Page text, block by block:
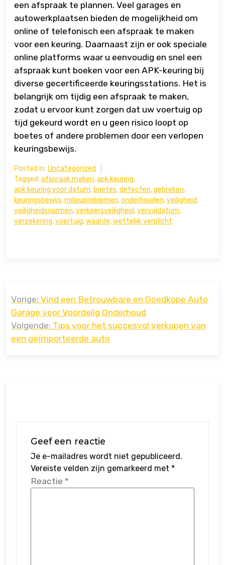
een afspraak te plannen. Veel garages en
autowerkplaatsen bieden de mogelijkheid om
online of telefonisch een afspraak te maken
voor een keuring. Daarnaast zijn er ook speciale
online platforms waar u eenvoudig en snel een
afspraak kunt boeken voor een APK-keuring bij
diverse gecertificeerde keuringsstations. Het is
belangrijk om tijdig een afspraak te maken,
zodat u ervoor kunt zorgen dat uw voertuig op
tijd gekeurd wordt en u geen risico loopt op
boetes of andere problemen door een verlopen
keuringsbewijs.
Posted in: Uncategorized
Tagged: afspraak maken,apk keuring,
apk keuring voor datum, boetes,defecten,gebreken,
keuringsbewijs,milieuproblemen,onderhouden,veiligheid,
veiligheidsnormen,verkeersveiligheid,vervaldatum,
verzekering,voertuig,waarde,wettelijk verplicht
navigatie
Vorige: Vind een Betrouwbare en Goedkope Auto
Garage voor Voordelig Onderhoud
Volgende: Tips voor het succesvol verkopen van
een geïmporteerde auto
Geef een reactie
Je e-mailadres wordt niet gepubliceerd.
Vereiste velden zijn gemarkeerd met *
Reactie *